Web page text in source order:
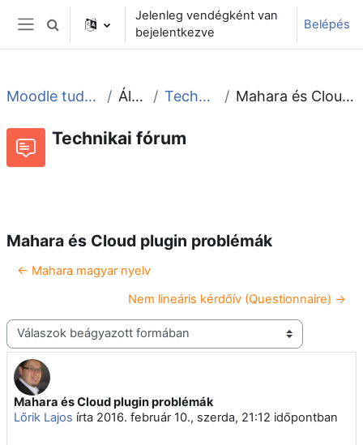
Tovább a fő tartalomhoz
Oldalpanel
Keresési bemeneti adatok váltása
Jelenleg vendégként van
bejelentkezve
Belépés
Moodle tudástár és fórum Általános Technikai fórum Mahara és Cloud plugin problémák
Technikai fórum
Mahara és Cloud plugin problémák
← Mahara magyar nyelv
Nem lineáris kérdőív (Questionnaire) →
Megjelenítési mód
Mahara és Cloud plugin problémák
Lőrik Lajos írta 2016. február 10., szerda, 21:12 időpontban
Válaszok szám: 0